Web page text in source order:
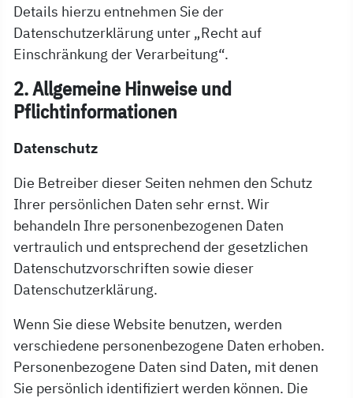
Details hierzu entnehmen Sie der
Datenschutzerklärung unter „Recht auf
Einschränkung der Verarbeitung“.
2. Allgemeine Hinweise und
Pflichtinformationen
Datenschutz
Die Betreiber dieser Seiten nehmen den Schutz
Ihrer persönlichen Daten sehr ernst. Wir
behandeln Ihre personenbezogenen Daten
vertraulich und entsprechend der gesetzlichen
Datenschutzvorschriften sowie dieser
Datenschutzerklärung.
Wenn Sie diese Website benutzen, werden
verschiedene personenbezogene Daten erhoben.
Personenbezogene Daten sind Daten, mit denen
Sie persönlich identifiziert werden können. Die